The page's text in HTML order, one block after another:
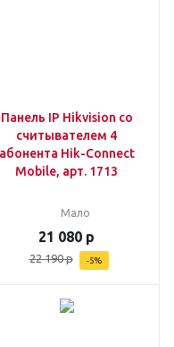
Панель IP Hikvision со
считывателем 4
абонента Hik-Connect
Mobile, арт. 1713
Мало
21 080 р
22 190р -5%